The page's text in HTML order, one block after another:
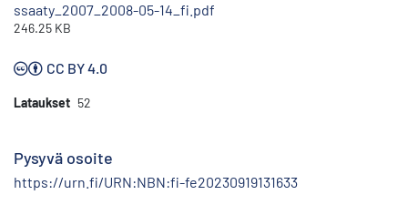
ssaaty_2007_2008-05-14_fi.pdf
246.25 KB
CC BY 4.0
Lataukset 52
Pysyvä osoite
https://urn.fi/URN:NBN:fi-fe20230919131633